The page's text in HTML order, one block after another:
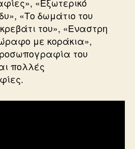
«Το δωμάτιο του
του», «Εναστρη
με κοράκια»,
του
πολλές